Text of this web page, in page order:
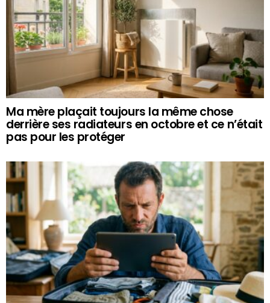
Ma mère plaçait toujours la même chose
derrière ses radiateurs en octobre et ce n’était
pas pour les protéger